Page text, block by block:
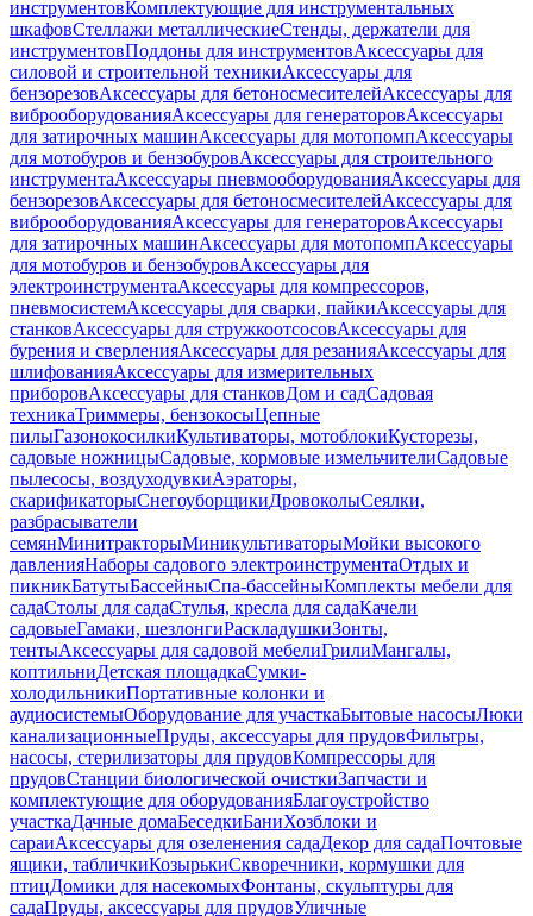
инструментовКомплектующие для инструментальных
шкафовСтеллажи металлическиеСтенды, держатели для
инструментовПоддоны для инструментовАксессуары для
силовой и строительной техникиАксессуары для
бензорезовАксессуары для бетоносмесителейАксессуары для
виброоборудованияАксессуары для генераторовАксессуары
для затирочных машинАксессуары для мотопомпАксессуары
для мотобуров и бензобуровАксессуары для строительного
инструментаАксессуары пневмооборудованияАксессуары для
бензорезовАксессуары для бетоносмесителейАксессуары для
виброоборудованияАксессуары для генераторовАксессуары
для затирочных машинАксессуары для мотопомпАксессуары
для мотобуров и бензобуровАксессуары для
электроинструментаАксессуары для компрессоров,
пневмосистемАксессуары для сварки, пайкиАксессуары для
станковАксессуары для стружкоотсосовАксессуары для
бурения и сверленияАксессуары для резанияАксессуары для
шлифованияАксессуары для измерительных
приборовАксессуары для станковДом и садСадовая
техникаТриммеры, бензокосыЦепные
пилыГазонокосилкиКультиваторы, мотоблокиКусторезы,
садовые ножницыСадовые, кормовые измельчителиСадовые
пылесосы, воздуходувкиАэраторы,
скарификаторыСнегоуборщикиДровоколыСеялки,
разбрасыватели
семянМинитракторыМиникультиваторыМойки высокого
давленияНаборы садового электроинструментаОтдых и
пикникБатутыБассейныСпа-бассейныКомплекты мебели для
садаСтолы для садаСтулья, кресла для садаКачели
садовыеГамаки, шезлонгиРаскладушкиЗонты,
тентыАксессуары для садовой мебелиГрилиМангалы,
коптильниДетская площадкаСумки-
холодильникиПортативные колонки и
аудиосистемыОборудование для участкаБытовые насосыЛюки
канализационныеПруды, аксессуары для прудовФильтры,
насосы, стерилизаторы для прудовКомпрессоры для
прудовСтанции биологической очисткиЗапчасти и
комплектующие для оборудованияБлагоустройство
участкаДачные домаБеседкиБаниХозблоки и
сараиАксессуары для озеленения садаДекор для садаПочтовые
ящики, табличкиКозырькиСкворечники, кормушки для
птицДомики для насекомыхФонтаны, скульптуры для
садаПруды, аксессуары для прудовУличные